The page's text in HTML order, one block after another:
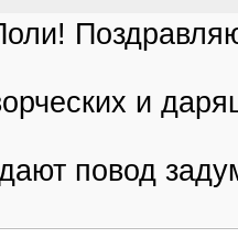
и
повод